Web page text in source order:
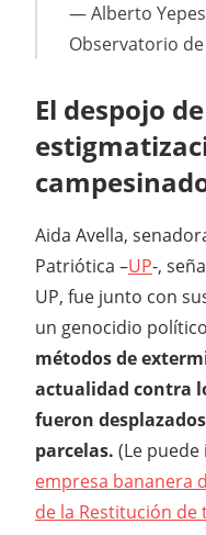
Alberto
Observatorio
El despojo
Aida Avella,
Patriótica –UP-,
UP, fue junto con
un genocidio
métodos de
actualidad contra
fueron
parcelas. (Le
empresa bananera
de la Restitución de